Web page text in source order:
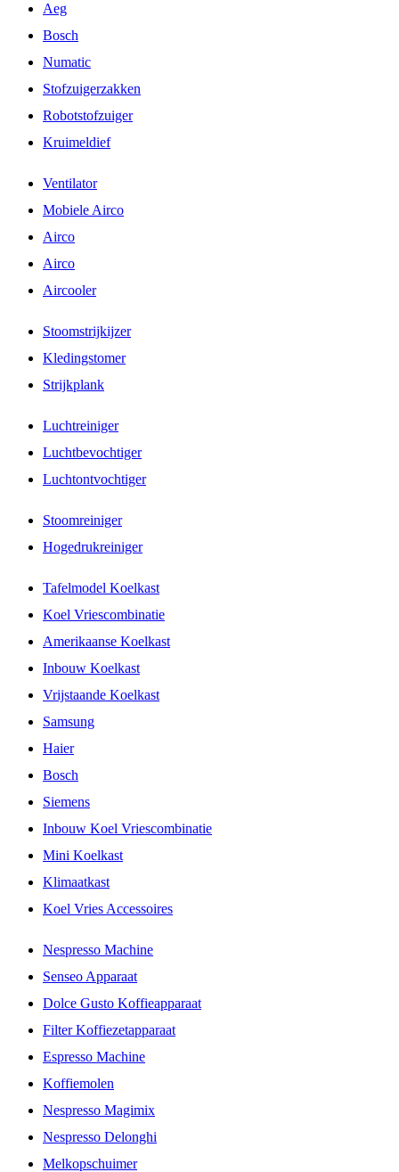
Aeg
Bosch
Numatic
Stofzuigerzakken
Robotstofzuiger
Kruimeldief
Ventilator
Mobiele Airco
Airco
Airco
Aircooler
Stoomstrijkijzer
Kledingstomer
Strijkplank
Luchtreiniger
Luchtbevochtiger
Luchtontvochtiger
Stoomreiniger
Hogedrukreiniger
Tafelmodel Koelkast
Koel Vriescombinatie
Amerikaanse Koelkast
Inbouw Koelkast
Vrijstaande Koelkast
Samsung
Haier
Bosch
Siemens
Inbouw Koel Vriescombinatie
Mini Koelkast
Klimaatkast
Koel Vries Accessoires
Nespresso Machine
Senseo Apparaat
Dolce Gusto Koffieapparaat
Filter Koffiezetapparaat
Espresso Machine
Koffiemolen
Nespresso Magimix
Nespresso Delonghi
Melkopschuimer